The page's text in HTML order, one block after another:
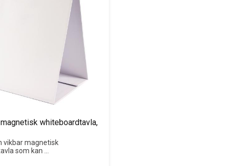
whiteboardtavla,
vikbar magnetisk
som kan